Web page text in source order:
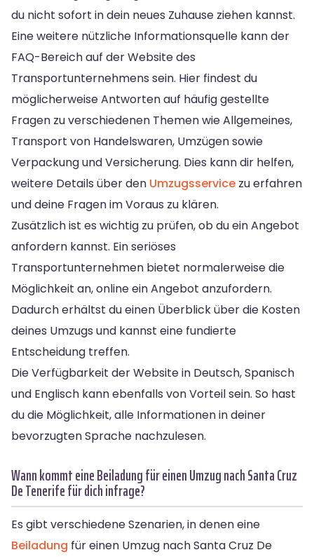
du nicht sofort in dein neues Zuhause ziehen kannst.
Eine weitere nützliche Informationsquelle kann der
FAQ-Bereich auf der Website des
Transportunternehmens sein. Hier findest du
möglicherweise Antworten auf häufig gestellte
Fragen zu verschiedenen Themen wie Allgemeines,
Transport von Handelswaren, Umzügen sowie
Verpackung und Versicherung. Dies kann dir helfen,
weitere Details über den Umzugsservice zu erfahren
und deine Fragen im Voraus zu klären.
Zusätzlich ist es wichtig zu prüfen, ob du ein Angebot
anfordern kannst. Ein seriöses
Transportunternehmen bietet normalerweise die
Möglichkeit an, online ein Angebot anzufordern.
Dadurch erhältst du einen Überblick über die Kosten
deines Umzugs und kannst eine fundierte
Entscheidung treffen.
Die Verfügbarkeit der Website in Deutsch, Spanisch
und Englisch kann ebenfalls von Vorteil sein. So hast
du die Möglichkeit, alle Informationen in deiner
bevorzugten Sprache nachzulesen.
Wann kommt eine Beiladung für einen Umzug nach Santa Cruz
De Tenerife für dich infrage?
Es gibt verschiedene Szenarien, in denen eine
Beiladung für einen Umzug nach Santa Cruz De